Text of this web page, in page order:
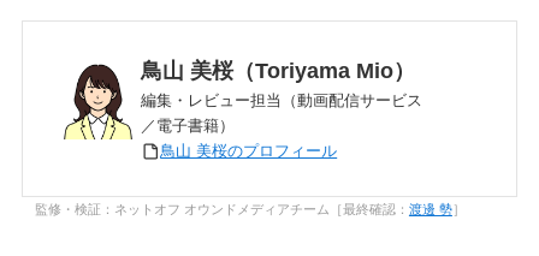
鳥山 美桜（Toriyama Mio）
編集・レビュー担当（動画配信サービス
／電子書籍）
鳥山 美桜のプロフィール
監修・検証：ネットオフ オウンドメディアチーム［最終確認： 渡邊 勢］